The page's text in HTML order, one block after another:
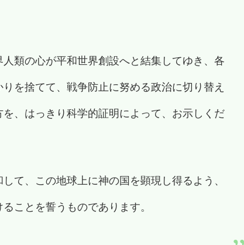
類の心が平和世界創設へと結集してゆき、各
を捨てて、戦争防止に努める政治に切り替え
、はっきり科学的証明によって、お示しくだ
て、この地球上に神の国を顕現し得るよう、
ことを誓うものであります。